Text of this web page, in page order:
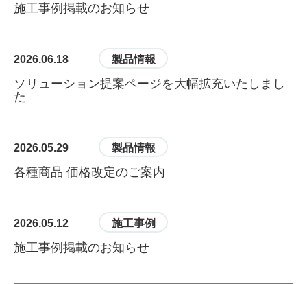
施工事例掲載のお知らせ
2026.06.18 製品情報
ソリューション提案ページを大幅拡充いたしまし
た
2026.05.29 製品情報
各種商品 価格改定のご案内
2026.05.12 施工事例
施工事例掲載のお知らせ